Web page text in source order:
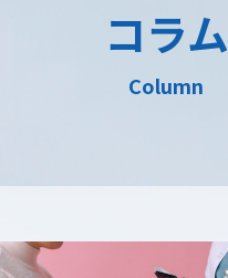
コラム
Column